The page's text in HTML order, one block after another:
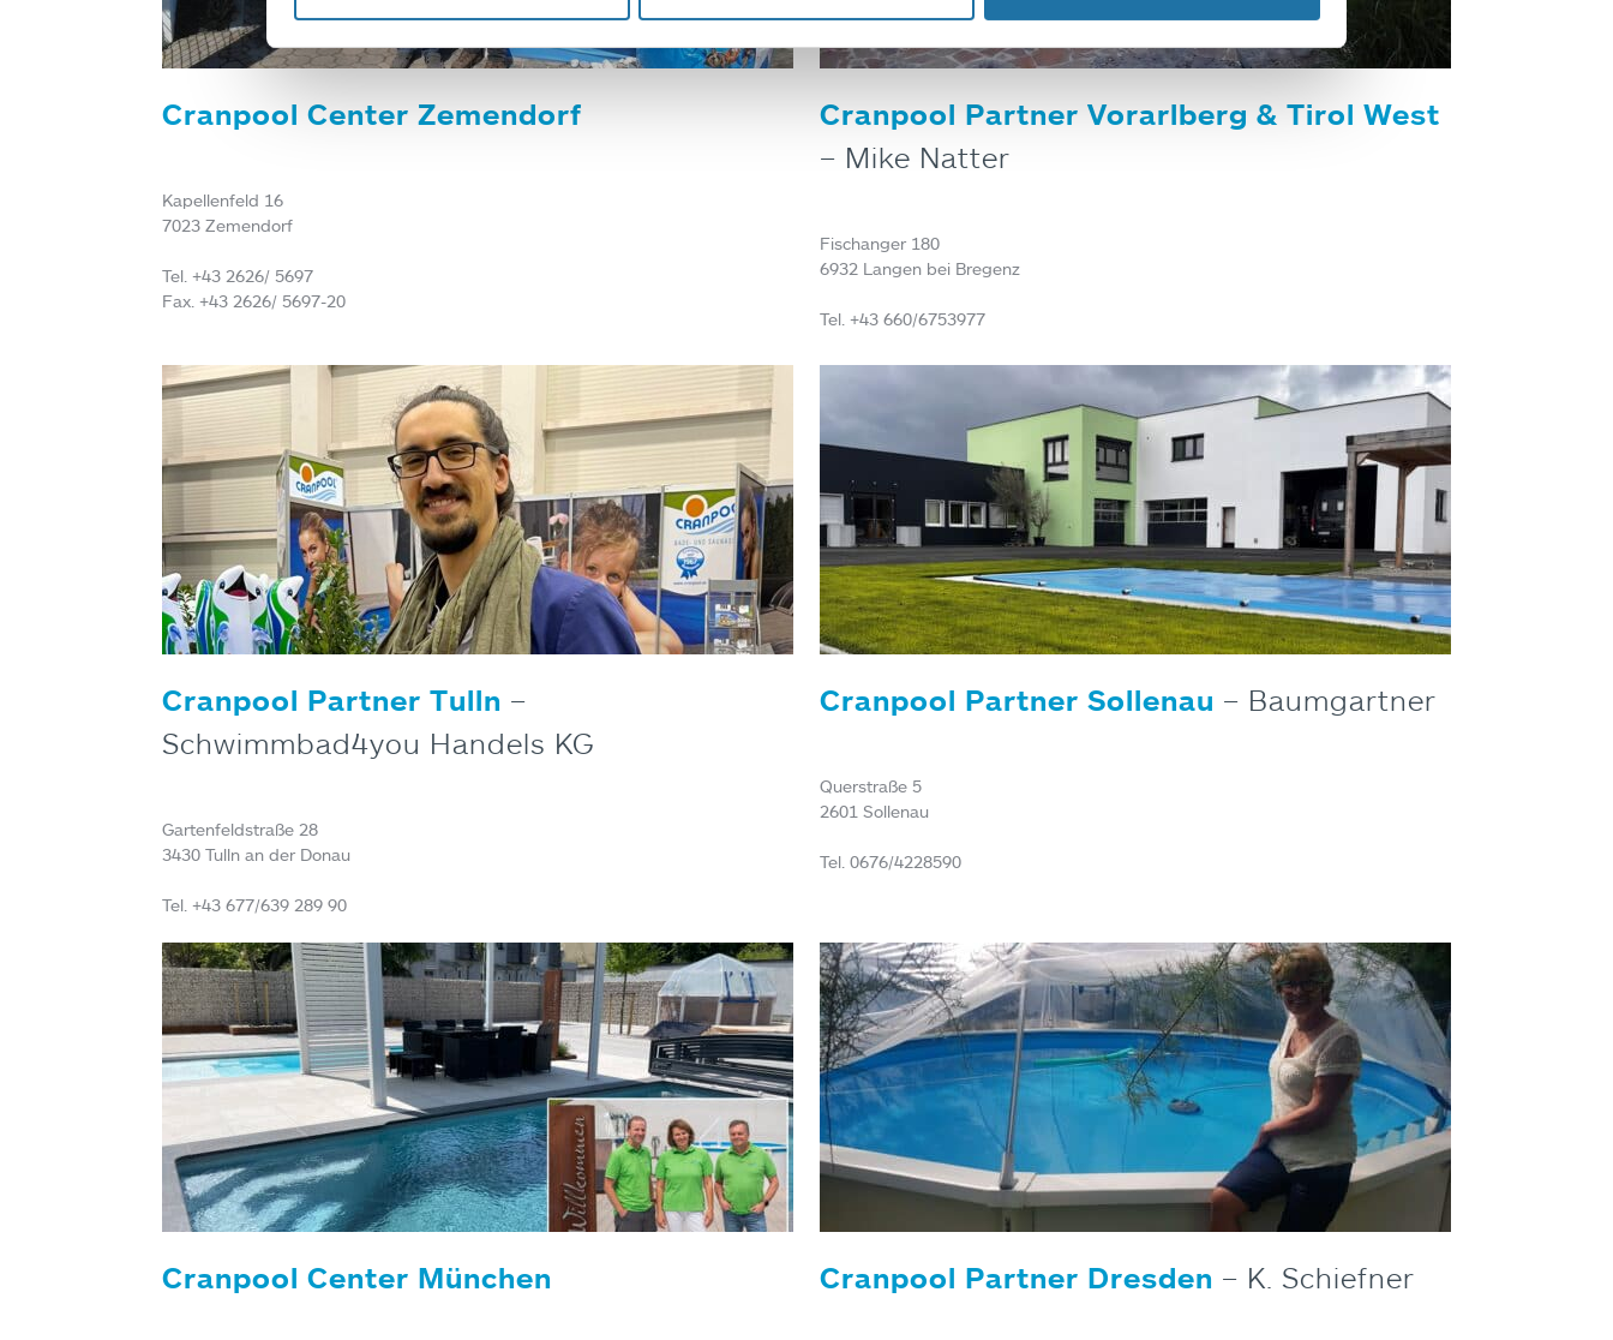
Cranpool Center Zemendorf
Kapellenfeld 16
7023 Zemendorf
Tel. +43 2626/ 5697
Fax. +43 2626/ 5697-20
Cranpool Partner Vorarlberg & Tirol West
– Mike Natter
Fischanger 180
6932 Langen bei Bregenz
Tel. +43 660/6753977
Cranpool Partner Tulln –
Schwimmbad4you Handels KG
Gartenfeldstraße 28
3430 Tulln an der Donau
Tel. +43 677/639 289 90
Cranpool Partner Sollenau – Baumgartner
Querstraße 5
2601 Sollenau
Tel. 0676/4228590
Cranpool Center München Cranpool Partner Dresden – K. Schiefner